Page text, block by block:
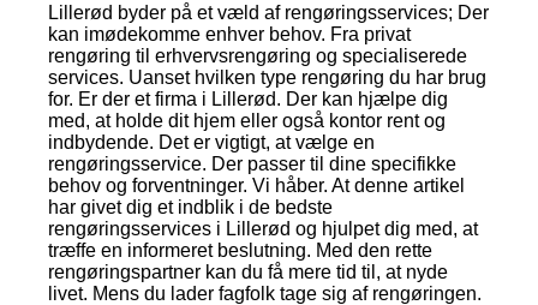
Lillerød byder på et væld af rengøringsservices; Der
kan imødekomme enhver behov. Fra privat
rengøring til erhvervsrengøring og specialiserede
services. Uanset hvilken type rengøring du har brug
for. Er der et firma i Lillerød. Der kan hjælpe dig
med, at holde dit hjem eller også kontor rent og
indbydende. Det er vigtigt, at vælge en
rengøringsservice. Der passer til dine specifikke
behov og forventninger. Vi håber. At denne artikel
har givet dig et indblik i de bedste
rengøringsservices i Lillerød og hjulpet dig med, at
træffe en informeret beslutning. Med den rette
rengøringspartner kan du få mere tid til, at nyde
livet. Mens du lader fagfolk tage sig af rengøringen.